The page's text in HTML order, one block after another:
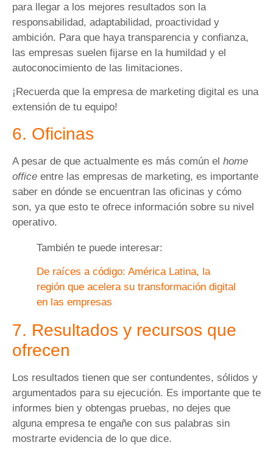
para llegar a los mejores resultados son la
responsabilidad, adaptabilidad, proactividad y
ambición. Para que haya transparencia y confianza,
las empresas suelen fijarse en la humildad y el
autoconocimiento de las limitaciones.
¡Recuerda que la empresa de marketing digital es una
extensión de tu equipo!
6. Oficinas
A pesar de que actualmente es más común el home
office entre las empresas de marketing, es importante
saber en dónde se encuentran las oficinas y cómo
son, ya que esto te ofrece información sobre su nivel
operativo.
También te puede interesar:
De raíces a código: América Latina, la
región que acelera su transformación digital
en las empresas
7. Resultados y recursos que
ofrecen
Los resultados tienen que ser contundentes, sólidos y
argumentados para su ejecución. Es importante que te
informes bien y obtengas pruebas, no dejes que
alguna empresa te engañe con sus palabras sin
mostrarte evidencia de lo que dice.